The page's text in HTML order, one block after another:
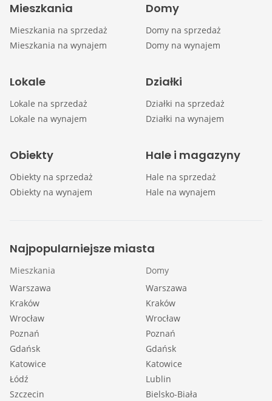
Mieszkania
Mieszkania na sprzedaż
Mieszkania na wynajem
Domy
Domy na sprzedaż
Domy na wynajem
Lokale
Lokale na sprzedaż
Lokale na wynajem
Działki
Działki na sprzedaż
Działki na wynajem
Obiekty
Obiekty na sprzedaż
Obiekty na wynajem
Hale i magazyny
Hale na sprzedaż
Hale na wynajem
Najpopularniejsze miasta
Mieszkania
Warszawa
Kraków
Wrocław
Poznań
Gdańsk
Katowice
Łódź
Szczecin
Domy
Warszawa
Kraków
Wrocław
Poznań
Gdańsk
Katowice
Lublin
Bielsko-Biała